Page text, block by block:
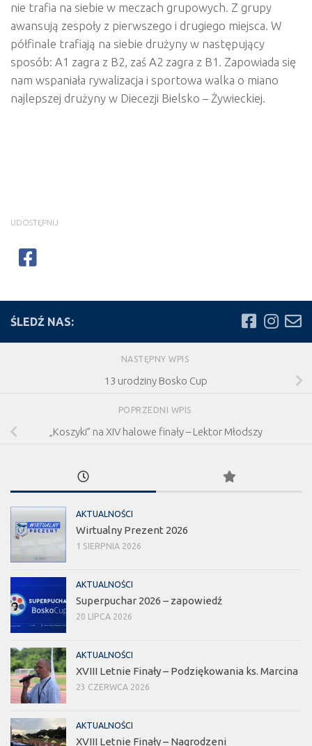
nie trafia na siebie w meczach grupowych. Z grupy
awansują zespoły z pierwszego i drugiego miejsca. W
półfinale trafiają na siebie drużyny w następujący
sposób: A1 zagra z B2, zaś A2 zagra z B1. Zapowiada się
nam wspaniała rywalizacja i sportowa walka o miano
najlepszej drużyny w Diecezji Bielsko – Żywieckiej.
UDOSTĘPNIJ
ŚLEDŹ NAS:
NASTĘPNY WPIS
13 urodziny Bosko Cup
POPRZEDNI WPIS
„Koszyki” na XIV halowe finały – Lektor Młodszy
AKTUALNOŚCI
Wirtualny Prezent 2026
1 SIERPNIA 2026
AKTUALNOŚCI
Superpuchar 2026 – zapowiedź
20 LIPCA 2026
AKTUALNOŚCI
XVIII Letnie Finały – Podziękowania ks. Marcina
23 CZERWCA 2026
AKTUALNOŚCI
XVIII Letnie Finały – Nagrodzeni